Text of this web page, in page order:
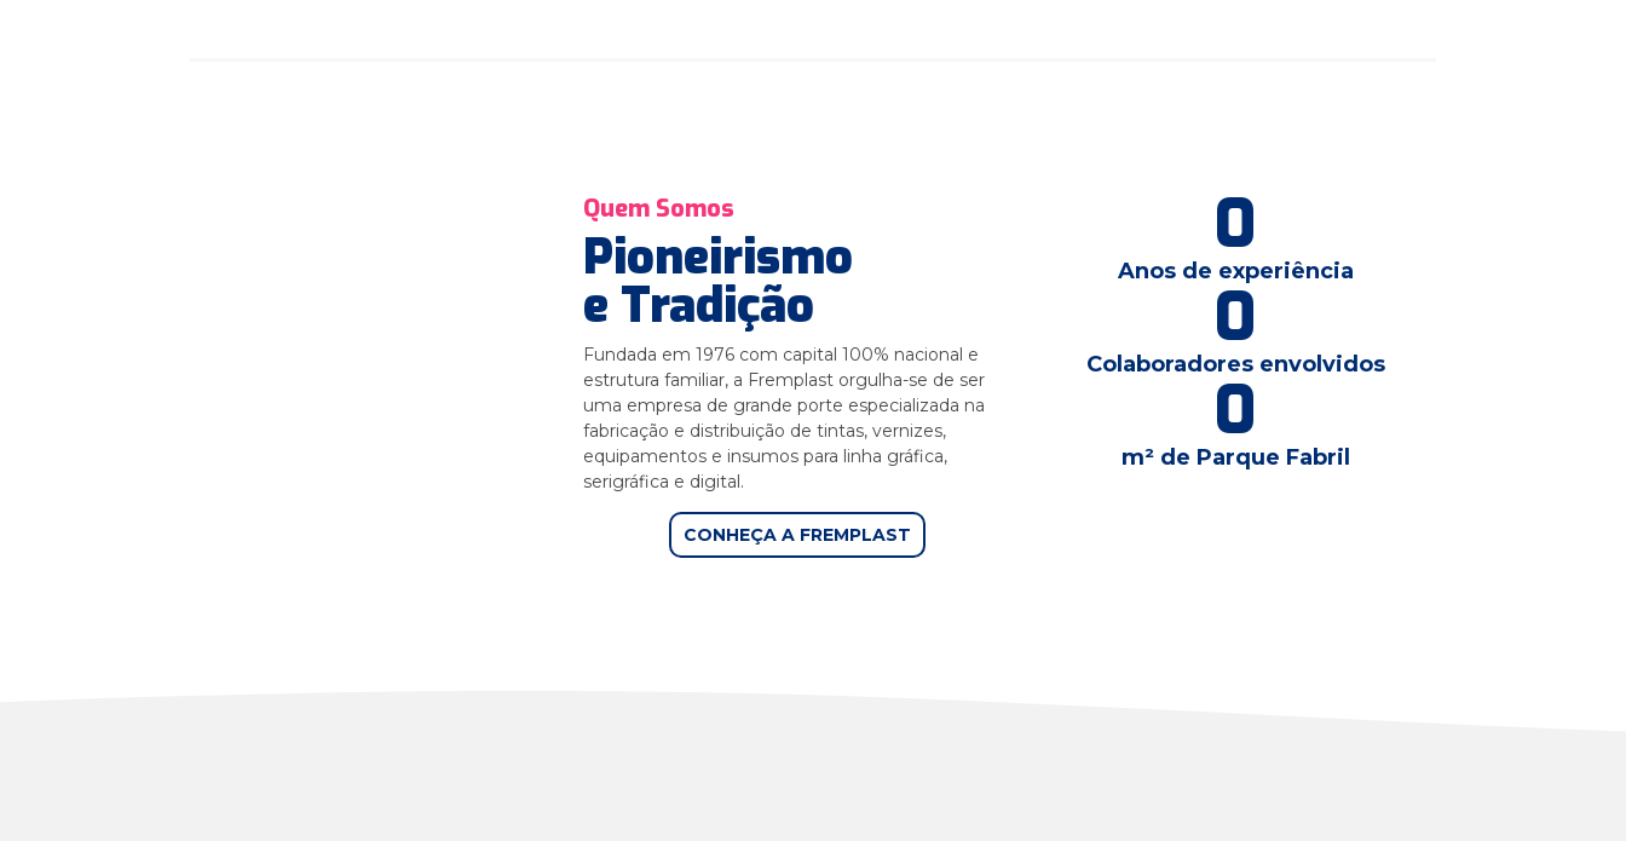
Quem Somos
Pioneirismo
e Tradição
Fundada em 1976 com capital 100% nacional e
estrutura familiar, a Fremplast orgulha-se de ser
uma empresa de grande porte especializada na
fabricação e distribuição de tintas, vernizes,
equipamentos e insumos para linha gráfica,
serigráfica e digital.
CONHEÇA A FREMPLAST
0
Anos de experiência
0
Colaboradores envolvidos
0
m² de Parque Fabril